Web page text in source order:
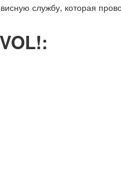
службу, которая